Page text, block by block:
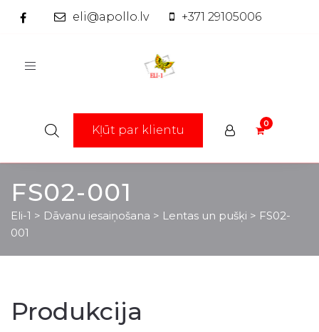
eli@apollo.lv +371 29105006
Toggle
Kļūt par klientu
FS02-001
Eli-1 > Dāvanu iesaiņošana > Lentas un pušķi > FS02-
001
Produkcija